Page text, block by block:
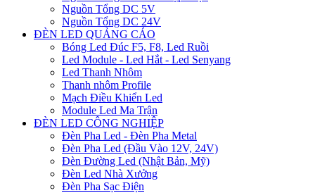
Nguồn Tổng DC 5V
Nguồn Tổng DC 24V
ĐÈN LED QUẢNG CÁO
Bóng Led Đúc F5, F8, Led Ruồi
Led Module - Led Hắt - Led Senyang
Led Thanh Nhôm
Thanh nhôm Profile
Mạch Điều Khiển Led
Module Led Ma Trận
ĐÈN LED CÔNG NGHIỆP
Đèn Pha Led - Đèn Pha Metal
Đèn Pha Led (Đầu Vào 12V, 24V)
Đèn Đường Led (Nhật Bản, Mỹ)
Đèn Led Nhà Xưởng
Đèn Pha Sạc Điện